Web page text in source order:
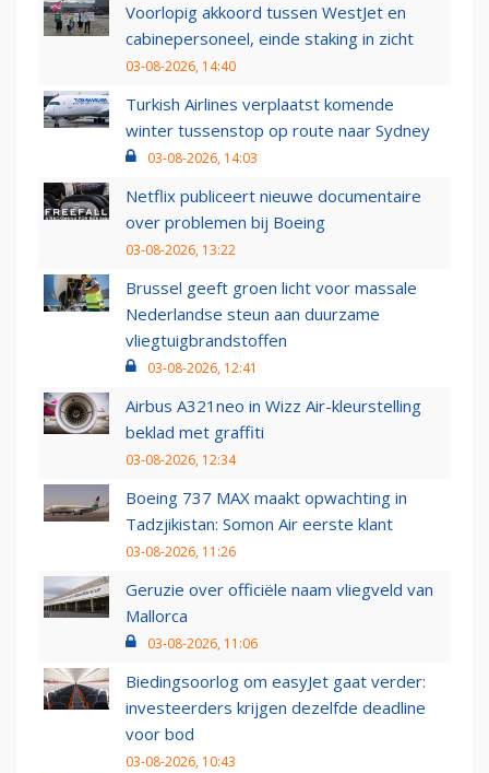
Voorlopig akkoord tussen WestJet en
cabinepersoneel, einde staking in zicht
03-08-2026, 14:40
Turkish Airlines verplaatst komende
winter tussenstop op route naar Sydney
03-08-2026, 14:03
Netflix publiceert nieuwe documentaire
over problemen bij Boeing
03-08-2026, 13:22
Brussel geeft groen licht voor massale
Nederlandse steun aan duurzame
vliegtuigbrandstoffen
03-08-2026, 12:41
Airbus A321neo in Wizz Air-kleurstelling
beklad met graffiti
03-08-2026, 12:34
Boeing 737 MAX maakt opwachting in
Tadzjikistan: Somon Air eerste klant
03-08-2026, 11:26
Geruzie over officiële naam vliegveld van
Mallorca
03-08-2026, 11:06
Biedingsoorlog om easyJet gaat verder:
investeerders krijgen dezelfde deadline
voor bod
03-08-2026, 10:43